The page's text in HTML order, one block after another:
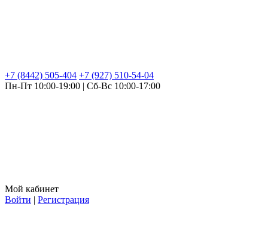
+7 (8442) 505-404 +7 (927) 510-54-04
Пн-Пт 10:00-19:00 | Сб-Вс 10:00-17:00
Мой кабинет
Войти | Регистрация